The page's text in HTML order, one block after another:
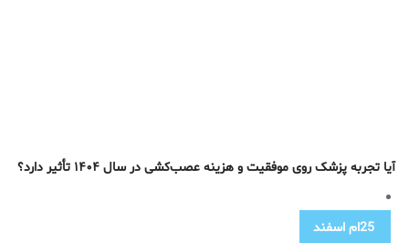
آیا تجربه پزشک روی موفقیت و هزینه عصب‌کشی در سال ۱۴۰۴ تأثیر دارد؟
25ام اسفند